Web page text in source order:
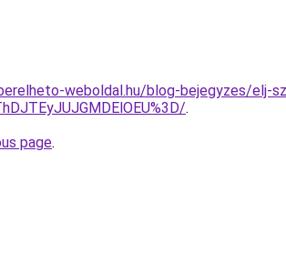
weboldal.hu/blog-bejegyzes/elj-
.
page.